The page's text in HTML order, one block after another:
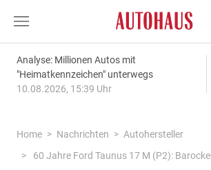
Analyse: Millionen Autos mit
"Heimatkennzeichen" unterwegs
10.08.2026, 15:39 Uhr
Home Nachrichten
Autohersteller
60 Jahre Ford Taunus 17 M (P2):